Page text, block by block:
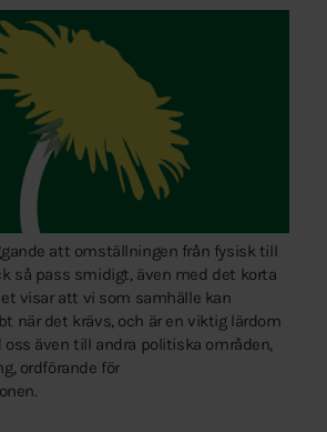
att omställningen från fysisk till
så pass smidigt, även med det korta
visar att vi som samhälle kan
när det krävs, och är en viktig lärdom
även till andra politiska områden,
ordförande för